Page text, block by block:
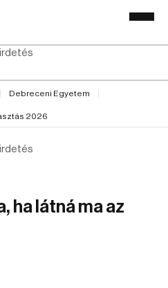
Debreceni Egyetem
2026
ha látná ma az